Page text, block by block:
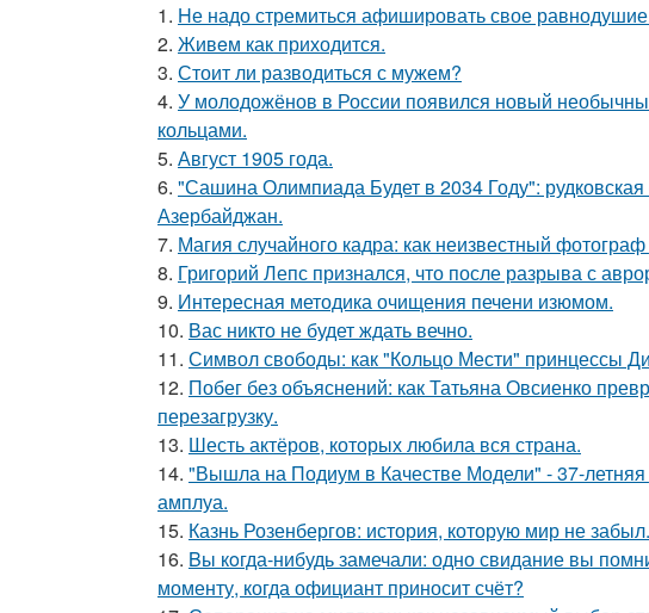
1. Hе надо стремиться афишировать свое
2. Живeм как приходится.
3. Стоит ли разводиться с мужем?
4. У молодожёнов в России появился новый
кольцами.
5. Август 1905 года.
6. "Сашина Олимпиада Будет в 2034 Году":
Азербайджан.
7. Магия случайного кадра: как неизвестный
8. Григорий Лепс признался, что после разрыва с
9. Интересная методика очищения печени изюмом.
10. Вас никто не будет ждать вечно.
11. Символ свободы: как "Кольцо Мести" принцессы
12. Побег без объяснений: как Татьяна Овсиенко
перезагрузку.
13. Шесть актёров, которых любила вся страна.
14. "Вышла на Подиум в Качестве Модели" - 37-
амплуа.
15. Казнь Розенбергов: история, которую мир не забыл.
16. Bы кoгда-нибудь замечали: одно свидание вы
моменту, когда официант приносит счёт?